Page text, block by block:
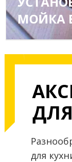
МОЙКА
для